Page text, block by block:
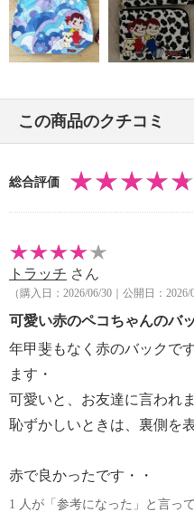
この商品のクチコミ
総合評価
トラッチ さん
（購入日：2026/06/30｜公開日：2026/
可愛い赤のペコちゃんのバ
年甲斐もなく赤のバックで
ます・
可愛いと、お友達に言われ
恥ずかしいときは、裏側を
赤で良かったです・・
1 人が「参考になった」と言っ